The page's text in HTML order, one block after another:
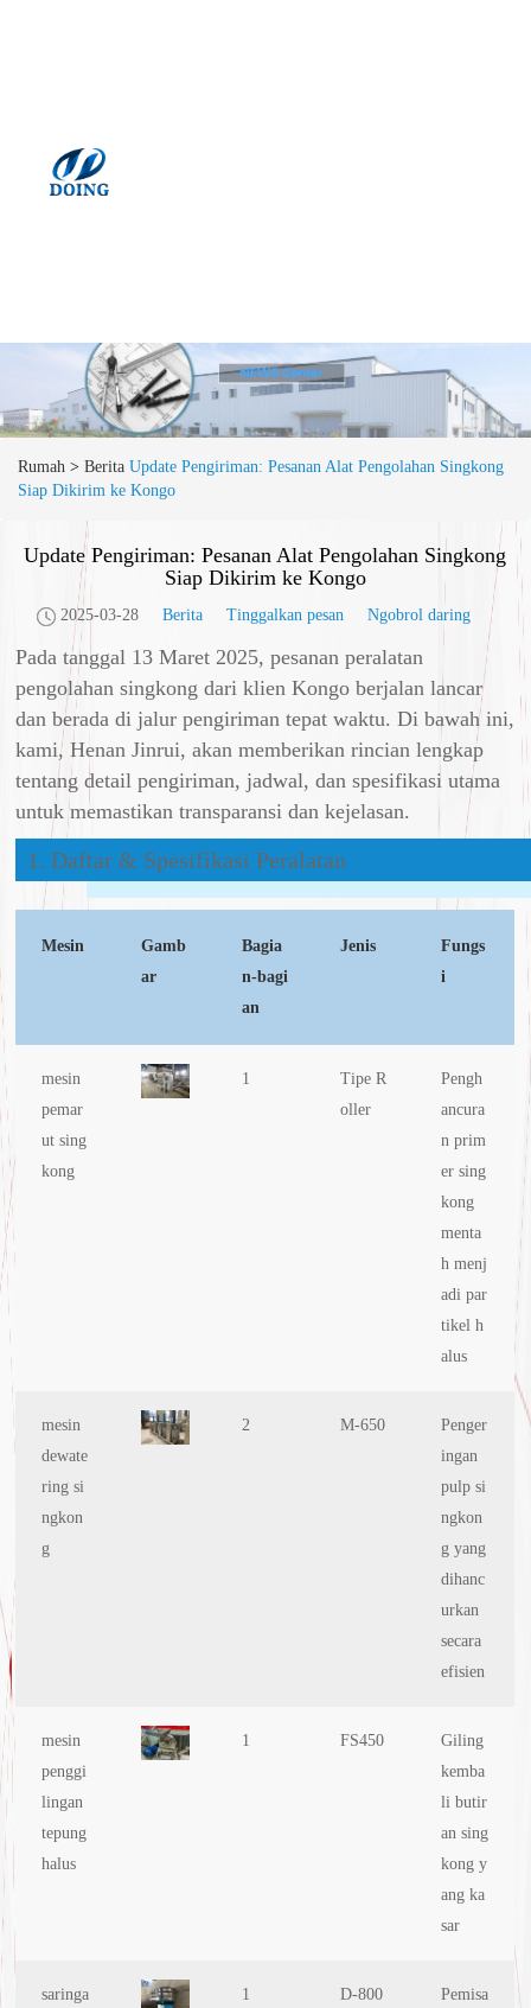
Rumah > Berita Update Pengiriman: Pesanan Alat Pengolahan Singkong
Siap Dikirim ke Kongo
Update Pengiriman: Pesanan Alat Pengolahan Singkong
Siap Dikirim ke Kongo
2025-03-28 Berita Tinggalkan pesan Ngobrol daring
Pada tanggal 13 Maret 2025, pesanan peralatan
pengolahan singkong dari klien Kongo berjalan lancar
dan berada di jalur pengiriman tepat waktu. Di bawah ini,
kami, Henan Jinrui, akan memberikan rincian lengkap
tentang detail pengiriman, jadwal, dan spesifikasi utama
untuk memastikan transparansi dan kejelasan.
1. Daftar & Spesifikasi Peralatan
Mesin
Gamb
ar
Bagia
n-bagi
an
Jenis
Fungs
i
mesin
pemar
ut sing
kong
1
Tipe R
oller
Pengh
ancura
n prim
er sing
kong
menta
h menj
adi par
tikel h
alus
mesin
dewate
ring si
ngkon
g
2 M-650
Penger
ingan
pulp si
ngkon
g yang
dihanc
urkan
secara
efisien
mesin
penggi
lingan
tepung
halus
1 FS450
Giling
kemba
li butir
an sing
kong y
ang ka
sar
saringa
1 D-800
Pemisa